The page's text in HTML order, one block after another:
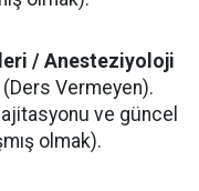
/ Anesteziyoloji
Vermeyen).
ajitasyonu ve güncel
olmak).